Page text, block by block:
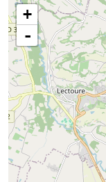
+
-